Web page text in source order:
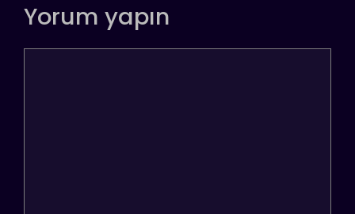
Yorum yapın